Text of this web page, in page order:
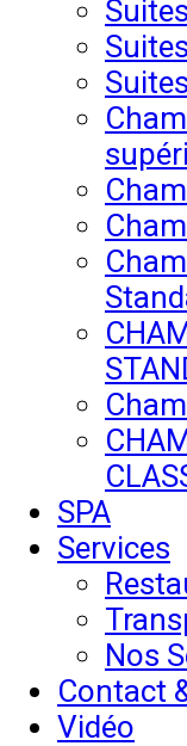
SPA
Services
Nos
Contact
Vidéo